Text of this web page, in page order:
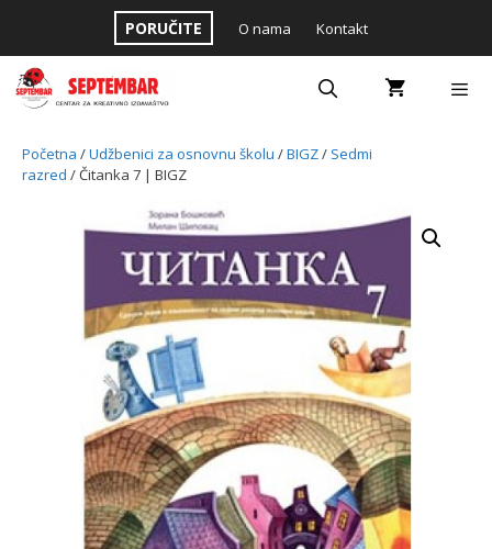
content
PORUČITE O nama Kontakt
Početna /Udžbenici za osnovnu školu /BIGZ/ Sedmi
razred / Čitanka 7 | BIGZ